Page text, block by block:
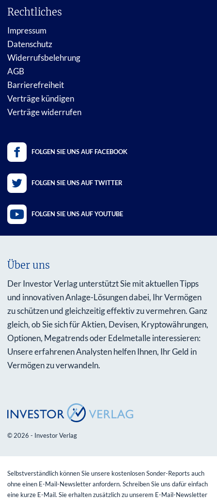
Rechtliches
Impressum
Datenschutz
Widerrufsbelehrung
AGB
Barrierefreiheit
Verträge kündigen
Verträge widerrufen
FOLGEN SIE UNS AUF FACEBOOK
FOLGEN SIE UNS AUF TWITTER
FOLGEN SIE UNS AUF YOUTUBE
Über uns
Der Investor Verlag unterstützt Sie mit aktuellen Tipps
und innovativen Anlage-Lösungen dabei, Ihr Vermögen
zu schützen und gleichzeitig effektiv zu vermehren. Ganz
gleich, ob Sie sich für Aktien, Devisen, Kryptowährungen,
Optionen, Megatrends oder Edelmetalle interessieren:
Unsere erfahrenen Analysten helfen Ihnen, Ihr Geld in
Vermögen zu verwandeln.
© 2026 - Investor Verlag
Selbstverständlich können Sie unsere kostenlosen Sonder-Reports auch
ohne einen E-Mail-Newsletter anfordern. Schreiben Sie uns dafür einfach
eine kurze E-Mail. Sie erhalten zusätzlich zu unserem E-Mail-Newsletter